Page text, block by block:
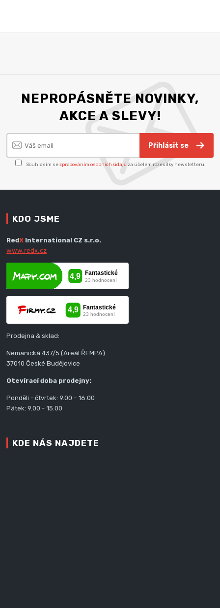
NEPROPÁSNĚTE NOVINKY,
AKCE A SLEVY!
Přihlásit se
Souhlasím sezpracováním osobních údajů za účelem rozesílky newsletteru.
KDO JSME
RedX International CZ s.r.o.
www.redx.cz
Prodejna & sklad:
Nemanická 437/5 (Areál ŘEMPA)
37010 České Budějovice
Otevírací doba prodejny:
Pondělí - čtvrtek: 9.00 - 16.00
Pátek: 9.00 - 15.00
KDE NÁS NAJDETE